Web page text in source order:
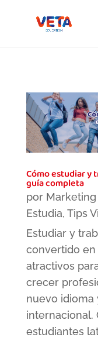
Cómo estudiar y
guía completa
por Marketing
Estudia, Tips
Estudiar y
convertido
atractivos
crecer
nuevo idioma
internacional.
estudiantes